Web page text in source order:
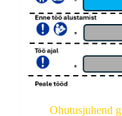
Ohutusjuhend